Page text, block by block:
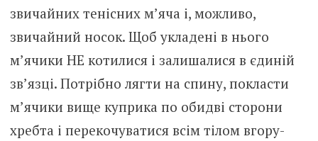
звичайних тенісних м’яча і, можливо,
звичайний носок. Щоб укладені в нього
м’ячики НЕ котилися і залишалися в єдиній
зв’язці. Потрібно лягти на спину, покласти
м’ячики вище куприка по обидві сторони
хребта і перекочуватися всім тілом вгору-